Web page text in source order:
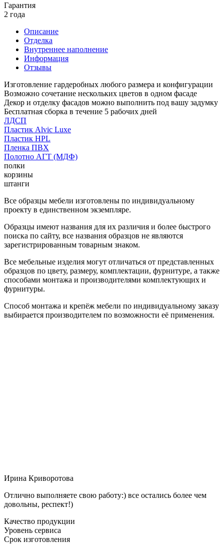
Гарантия
2 года
Описание
Отделка
Внутреннее наполнение
Информация
Отзывы
Изготовление гардеробных любого размера и конфигурации
Возможно сочетание нескольких цветов в одном фасаде
Декор и отделку фасадов можно выполнить под вашу задумку
Бесплатная сборка в течение 5 рабочих дней
ЛДСП
Пластик Alvic Luxe
Пластик HPL
Пленка ПВХ
Полотно АГТ (МДФ)
полки
корзины
штанги
Все образцы мебели изготовлены по индивидуальному
проекту в единственном экземпляре.
Образцы имеют названия для их различия и более быстрого
поиска по сайту, все названия образцов не являются
зарегистрированным товарным знаком.
Все мебельные изделия могут отличаться от представленных
образцов по цвету, размеру, комплектации, фурнитуре, а также
способами монтажа и производителями комплектующих и
фурнитуры.
Способ монтажа и крепёж мебели по индивидуальному заказу
выбирается производителем по возможности её применения.
Ирина Криворотова
Отлично выполняете свою работу:) все остались более чем
довольны, респект!)
Качество продукции
Уровень сервиса
Срок изготовления